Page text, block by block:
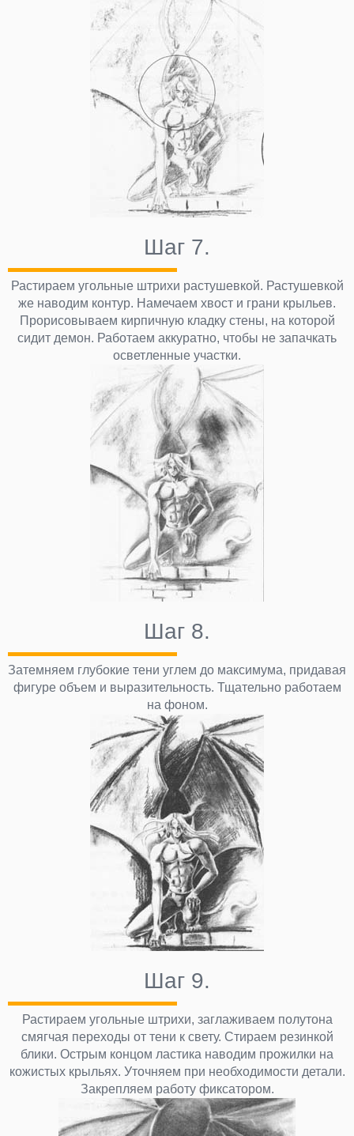
Шаг 7.
Растираем угольные штрихи растушевкой. Растушевкой
же наводим контур. Намечаем хвост и грани крыльев.
Прорисовываем кирпичную кладку стены, на которой
сидит демон. Работаем аккуратно, чтобы не запачкать
осветленные участки.
Шаг 8.
Затемняем глубокие тени углем до максимума, придавая
фигуре объем и выразительность. Тщательно работаем
на фоном.
Шаг 9.
Растираем угольные штрихи, заглаживаем полутона
смягчая переходы от тени к свету. Стираем резинкой
блики. Острым концом ластика наводим прожилки на
кожистых крыльях. Уточняем при необходимости детали.
Закрепляем работу фиксатором.